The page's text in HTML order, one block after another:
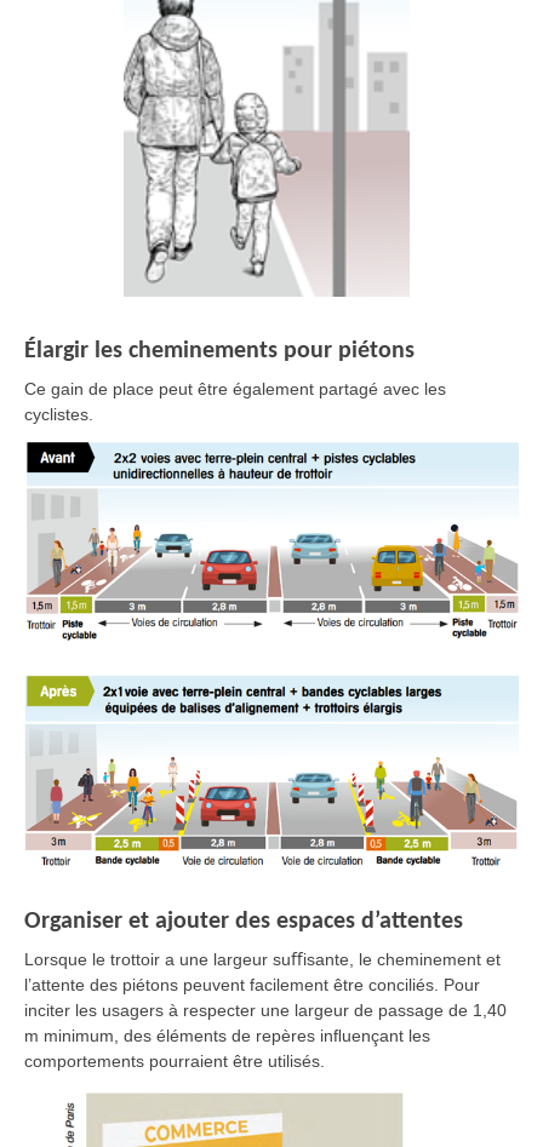
Élargir les cheminements pour piétons
Ce gain de place peut être également partagé avec les
cyclistes.
Organiser et ajouter des espaces d’attentes
Lorsque le trottoir a une largeur suﬀisante, le cheminement et
l’attente des piétons peuvent facilement être conciliés. Pour
inciter les usagers à respecter une largeur de passage de 1,40
m minimum, des éléments de repères inﬂuençant les
comportements pourraient être utilisés.